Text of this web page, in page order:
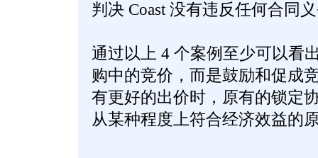
判决 Coast 没有违反任何合同
通过以上 4 个案例至少可以看
购中的竞价，而是鼓励和促成
有更好的出价时，原有的锁定
从某种程度上符合经济效益的